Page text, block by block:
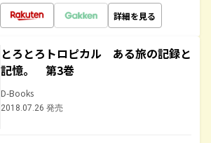
詳細を見る
とろとろトロピカル ある旅の記録と
記憶。 第3巻
D-Books
2018.07.26 発売